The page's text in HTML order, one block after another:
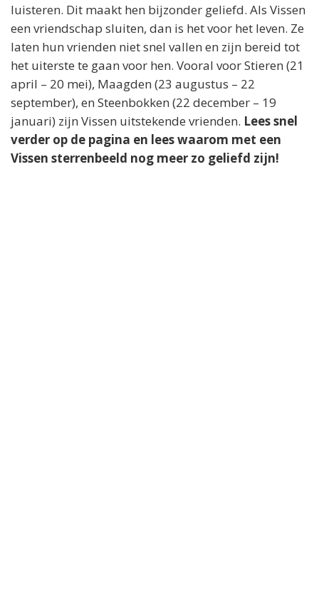
luisteren. Dit maakt hen bijzonder geliefd. Als Vissen
een vriendschap sluiten, dan is het voor het leven. Ze
laten hun vrienden niet snel vallen en zijn bereid tot
het uiterste te gaan voor hen. Vooral voor Stieren (21
april – 20 mei), Maagden (23 augustus – 22
september), en Steenbokken (22 december – 19
januari) zijn Vissen uitstekende vrienden. Lees snel
verder op de pagina en lees waarom met een
Vissen sterrenbeeld nog meer zo geliefd zijn!